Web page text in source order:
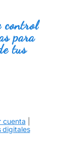
control
para
tus
cuenta
digitales